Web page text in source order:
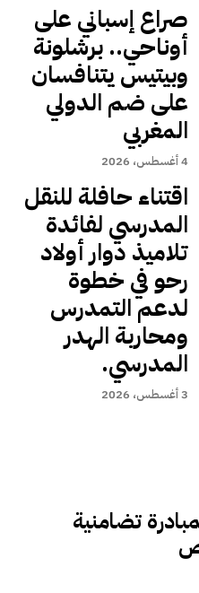
صراع إسباني على
أوناحي.. برشلونة
وبيتيس يتنافسان
على ضم الدولي
المغربي
4 أغسطس، 2026
اقتناء حافلة للنقل
المدرسي لفائدة
تلاميذ دوار أولاد
رحو في خطوة
لدعم التمدرس
ومحاربة الهدر
المدرسي.
3 أغسطس، 2026
لمبادرة تضامنية